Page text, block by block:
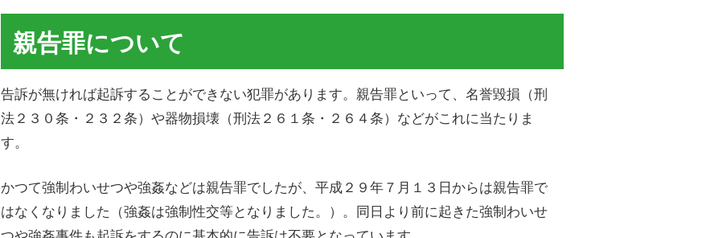
親告罪について
告訴が無ければ起訴することができない犯罪があります。親告罪といって、名誉毀損（刑
法２３０条・２３２条）や器物損壊（刑法２６１条・２６４条）などがこれに当たりま
す。
かつて強制わいせつや強姦などは親告罪でしたが、平成２９年７月１３日からは親告罪で
はなくなりました（強姦は強制性交等となりました。）。同日より前に起きた強制わいせ